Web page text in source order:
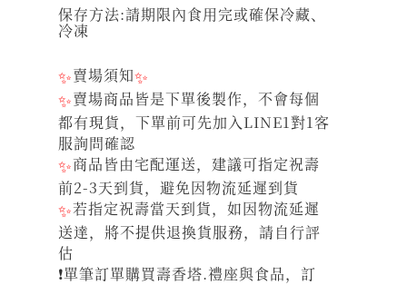
保存方法:請期限內食用完或確保冷藏、
冷凍
✨賣場須知✨
✨賣場商品皆是下單後製作，不會每個
都有現貨，下單前可先加入LINE1對1客
服詢問確認
✨商品皆由宅配運送，建議可指定祝壽
前2-3天到貨，避免因物流延遲到貨
✨若指定祝壽當天到貨，如因物流延遲
送達，將不提供退換貨服務，請自行評
估
❗單筆訂單購買壽香塔.禮座與食品，訂